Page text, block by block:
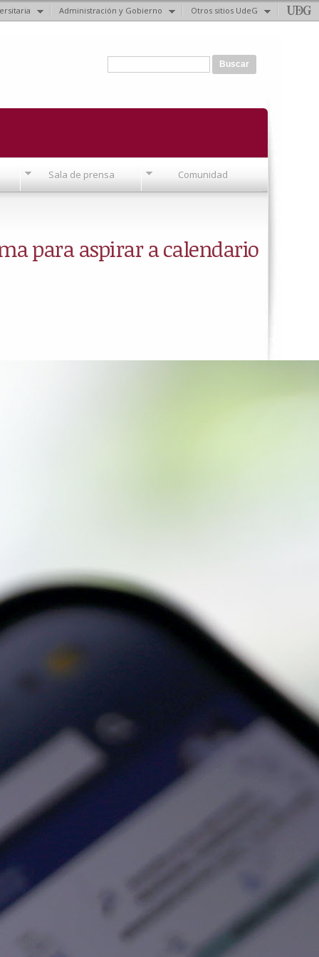
Administración y Gobierno Otros sitios UdeG
Formulario de búsqueda
Sala de prensa Comunidad
para aspirar a calendario